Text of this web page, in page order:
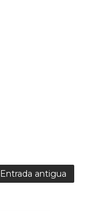
Entrada antigua